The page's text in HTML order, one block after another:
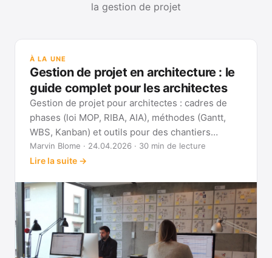
la gestion de projet
À LA UNE
Gestion de projet en architecture : le
guide complet pour les architectes
Gestion de projet pour architectes : cadres de
phases (loi MOP, RIBA, AIA), méthodes (Gantt,
WBS, Kanban) et outils pour des chantiers
réellement pilotables.
Marvin Blome · 24.04.2026 · 30 min de lecture
Lire la suite →